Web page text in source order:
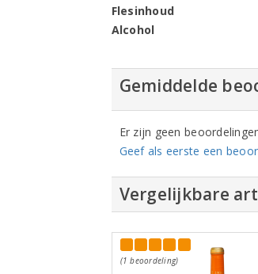
Flesinhoud
Alcohol
Gemiddelde
Er zijn geen
Geef als eerste een
Vergelijkbare
(1 beoordeling)